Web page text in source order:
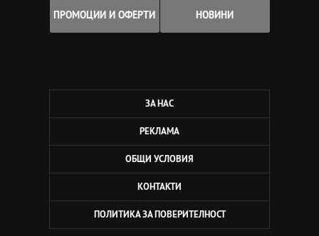
ПРОМОЦИИ И ОФЕРТИ НОВИНИ
ЗА НАС
РЕКЛАМА
ОБЩИ УСЛОВИЯ
КОНТАКТИ
ПОЛИТИКА ЗА ПОВЕРИТЕЛНОСТ